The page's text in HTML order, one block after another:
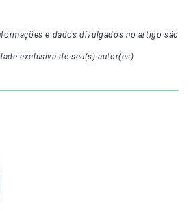
e dados divulgados no artigo são
exclusiva de seu(s) autor(es)